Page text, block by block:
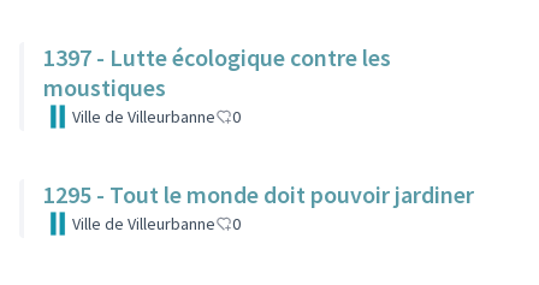
1397 - Lutte écologique contre les
moustiques
Ville de Villeurbanne 0
1295 - Tout le monde doit pouvoir jardiner
Ville de Villeurbanne 0